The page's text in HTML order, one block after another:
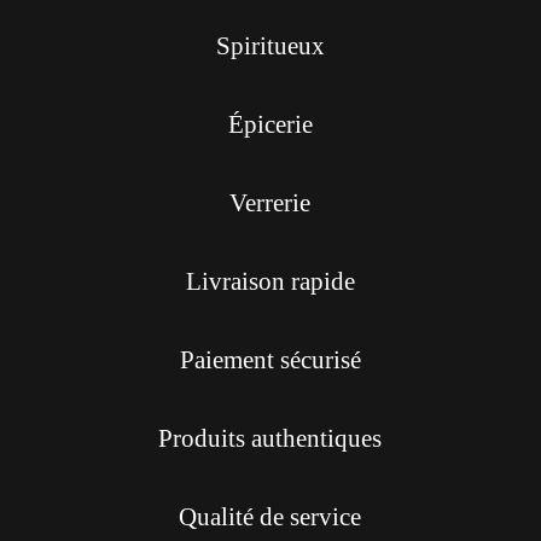
Spiritueux
Épicerie
Verrerie
Livraison rapide
Paiement sécurisé
Produits authentiques
Qualité de service